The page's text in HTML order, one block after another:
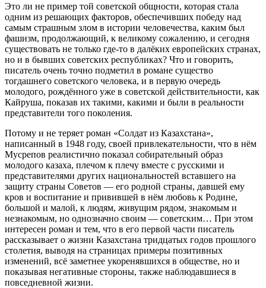
Это ли не пример той советской общности, которая стала
одним из решающих факторов, обеспечивших победу над
самым страшным злом в истории человечества, каким был
фашизм, продолжающий, к великому сожалению, и сегодня
существовать не только где-то в далёких европейских странах,
но и в бывших советских республиках? Что и говорить,
писатель очень точно подметил в романе существо
тогдашнего советского человека, и в первую очередь
молодого, рождённого уже в советской действительности, как
Кайруша, показав их такими, какими и были в реальности
представители того поколения.
Потому и не теряет роман «Солдат из Казахстана»,
написанный в 1948 году, своей привлекательности, что в нём
Мусрепов реалистично показал собирательный образ
молодого казаха, плечом к плечу вместе с русскими и
представителями других национальностей вставшего на
защиту страны Советов — его родной страны, давшей ему
кров и воспитание и привившей в нём любовь к Родине,
большой и малой, к людям, живущим рядом, знакомым и
незнакомым, но однозначно своим — советским… При этом
интересен роман и тем, что в его первой части писатель
рассказывает о жизни Казахстана тридцатых годов прошлого
столетия, выводя на страницах примеры позитивных
изменений, всё заметнее укоренявшихся в обществе, но и
показывая негативные стороны, также наблюдавшиеся в
повседневной жизни.